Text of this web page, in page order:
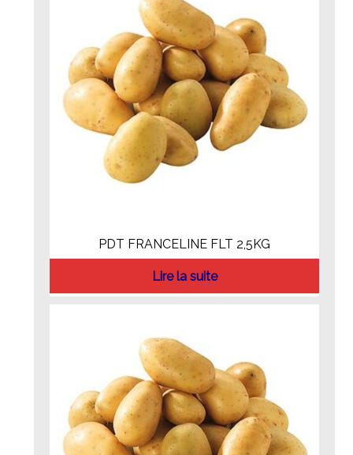
PDT FRANCELINE FLT 2,5KG
Lire la suite